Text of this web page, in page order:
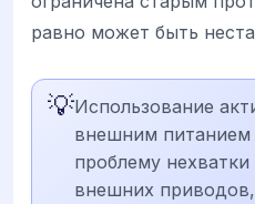
равно может быть
💡Использование
внешним
проблему
внешних